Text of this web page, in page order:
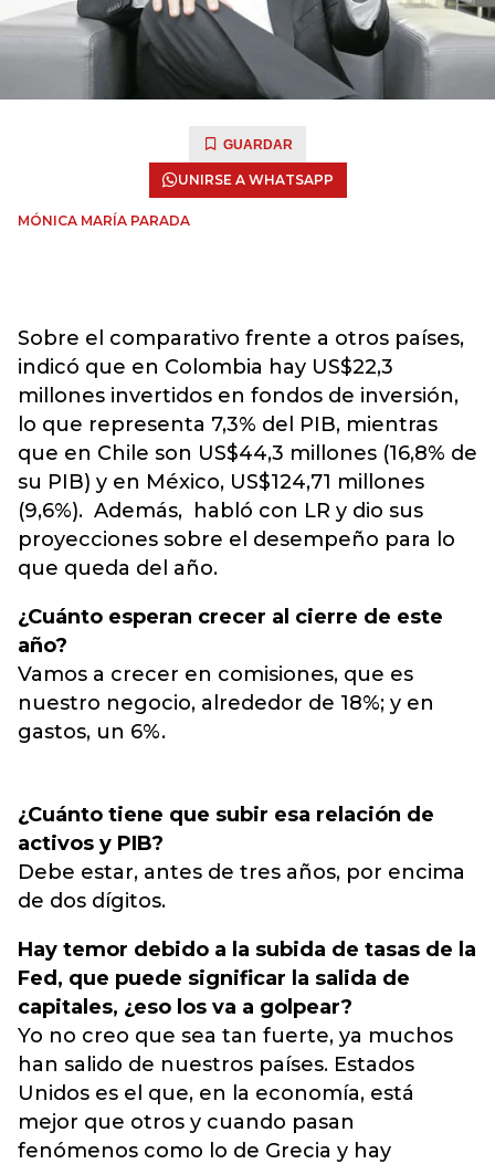
GUARDAR
UNIRSE A WHATSAPP
MÓNICA MARÍA PARADA
Sobre el comparativo frente a otros países,
indicó que en Colombia hay US$22,3
millones invertidos en fondos de inversión,
lo que representa 7,3% del PIB, mientras
que en Chile son US$44,3 millones (16,8% de
su PIB) y en México, US$124,71 millones
(9,6%). Además, habló con LR y dio sus
proyecciones sobre el desempeño para lo
que queda del año.
¿Cuánto esperan crecer al cierre de este
año?
Vamos a crecer en comisiones, que es
nuestro negocio, alrededor de 18%; y en
gastos, un 6%.
¿Cuánto tiene que subir esa relación de
activos y PIB?
Debe estar, antes de tres años, por encima
de dos dígitos.
Hay temor debido a la subida de tasas de la
Fed, que puede significar la salida de
capitales, ¿eso los va a golpear?
Yo no creo que sea tan fuerte, ya muchos
han salido de nuestros países. Estados
Unidos es el que, en la economía, está
mejor que otros y cuando pasan
fenómenos como lo de Grecia y hay